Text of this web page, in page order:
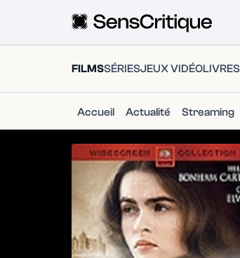
FILMSSÉRIESJEUX VIDÉOLIVRES
Accueil Actualité Streaming